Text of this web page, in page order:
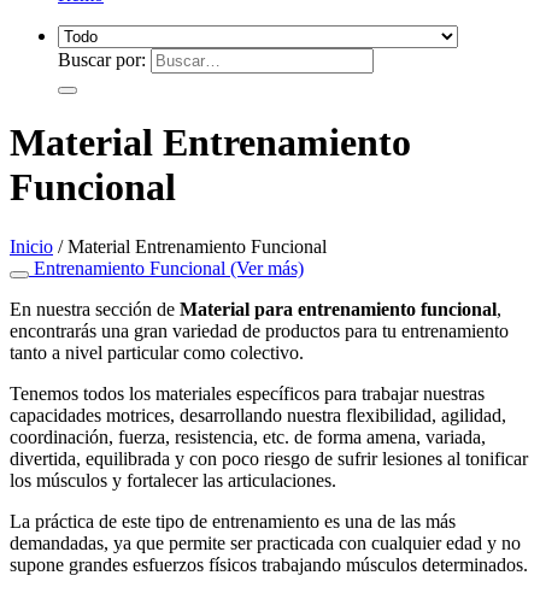
Buscar por:
Material Entrenamiento
Funcional
Inicio /Material Entrenamiento Funcional
Entrenamiento Funcional (Ver más)
En nuestra sección de Material para entrenamiento funcional,
encontrarás una gran variedad de productos para tu entrenamiento
tanto a nivel particular como colectivo.
Tenemos todos los materiales específicos para trabajar nuestras
capacidades motrices, desarrollando nuestra flexibilidad, agilidad,
coordinación, fuerza, resistencia, etc. de forma amena, variada,
divertida, equilibrada y con poco riesgo de sufrir lesiones al tonificar
los músculos y fortalecer las articulaciones.
La práctica de este tipo de entrenamiento es una de las más
demandadas, ya que permite ser practicada con cualquier edad y no
supone grandes esfuerzos físicos trabajando músculos determinados.